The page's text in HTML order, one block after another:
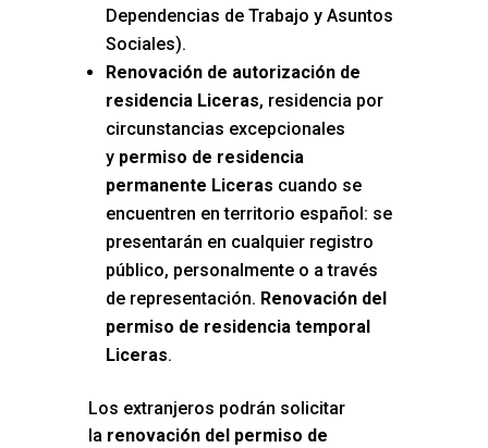
Dependencias de Trabajo y Asuntos
Sociales).
Renovación de autorización de
residencia Liceras, residencia por
circunstancias excepcionales
y permiso de residencia
permanente Liceras cuando se
encuentren en territorio español: se
presentarán en cualquier registro
público, personalmente o a través
de representación. Renovación del
permiso de residencia temporal
Liceras.
Los extranjeros podrán solicitar
la renovación del permiso de